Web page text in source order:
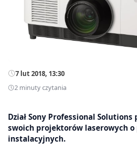
7 lut 2018, 13:30
2 minuty czytania
Dział Sony Professional
swoich projektorów laserowych
instalacyjnych.